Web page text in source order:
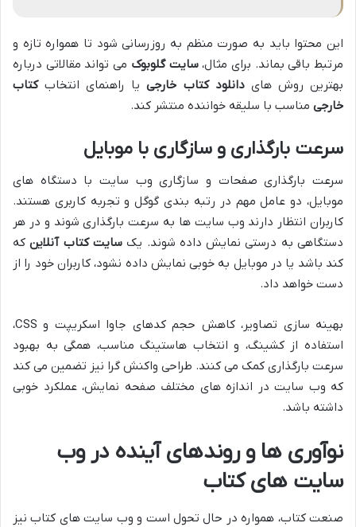
این محتوا باید به صورت منظم به روزرسانی شود تا همواره تازه و
مرتبط باقی بماند. برای مثال،سایت گلوبوک می تواند مقالاتی درباره
بهترین روش هایدانلود کتاب خارجییا راهنمای انتخابکتاب
خارجی مناسب با سلیقه خواننده منتشر کند.
سرعت بارگذاری و سازگاری با موبایل
سرعت بارگذاری صفحات و سازگاری وب سایت با دستگاه های
موبایل، دو عامل مهم در رتبه بندی گوگل و تجربه کاربری هستند.
کاربران انتظار دارند وب سایت ها به سرعت بارگذاری شوند و در هر
دستگاهی به درستی نمایش داده شوند. یکسایت کتاب آنلاینکه
کند باشد یا در موبایل به خوبی نمایش داده نشود، کاربران خود را از
دست خواهد داد.
بهینه سازی تصاویر، کاهش حجم کدهای جاوا اسکریپت و CSS،
استفاده از کشینگ، و انتخاب هاستینگ مناسب، همگی به بهبود
سرعت بارگذاری کمک می کنند. طراحی واکنش گرا نیز تضمین می کند
که وب سایت در اندازه های مختلف صفحه نمایش، عملکرد خوبی
داشته باشد.
نوآوری ها و روندهای آینده در وب
سایت های کتاب
صنعت کتاب، همواره در حال تحول است و وب سایت های کتاب نیز